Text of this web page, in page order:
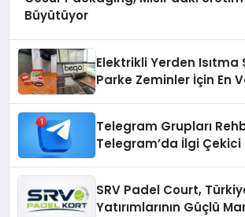
Büyütüyor
Elektrikli Yerden Isıtma
Parke Zeminler İçin En
Telegram Grupları
Telegram’da İlgi
SRV Padel Court,
Yatırımlarının Güçlü